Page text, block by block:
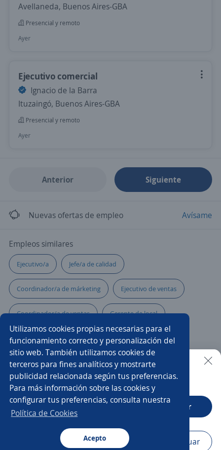
Utilizamos cookies propias necesarias para el
funcionamiento correcto y personalización del
sitio web. También utilizamos cookies de
terceros para fines analíticos y mostrarte
publicidad relacionada según tus preferencias.
Para más información sobre las cookies y
configurar tus preferencias, consulta nuestra
Política de Cookies
Acepto
Avellaneda, Buenos Aires-GBA
Presencial y remoto
Ayer
Ejecutivo comercial
Ignacio de la Barra
Ituzaingó, Buenos Aires-GBA
Presencial y remoto
Ayer
Anterior Siguiente
Nuevas ofertas de empleo Avísame
Empleos similares
Ejecutivo/a Jefe/a de calidad
Coordinador/a de márketing Ejecutivo de ventas
Coordinador/a de ventas Gerente de local
Supervisor/a Responsable de mantenimiento
Asesor/a técnico comercial Vendedora turisma
Vendedor comisionista Jefe/a de producción
Gerente operativo
Gerente de recursos humanos
Buscar es más fácil en la app
CT App Abrir
Navegador Continuar